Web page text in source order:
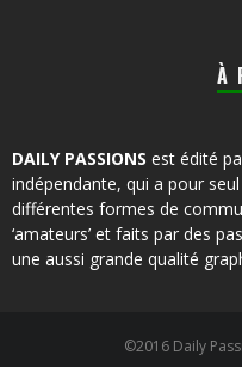
À
DAILY PASSIONS est édité
indépendante, qui a pour
différentes formes de
‘amateurs’ et faits par des
une aussi grande qualité
©2016 Daily